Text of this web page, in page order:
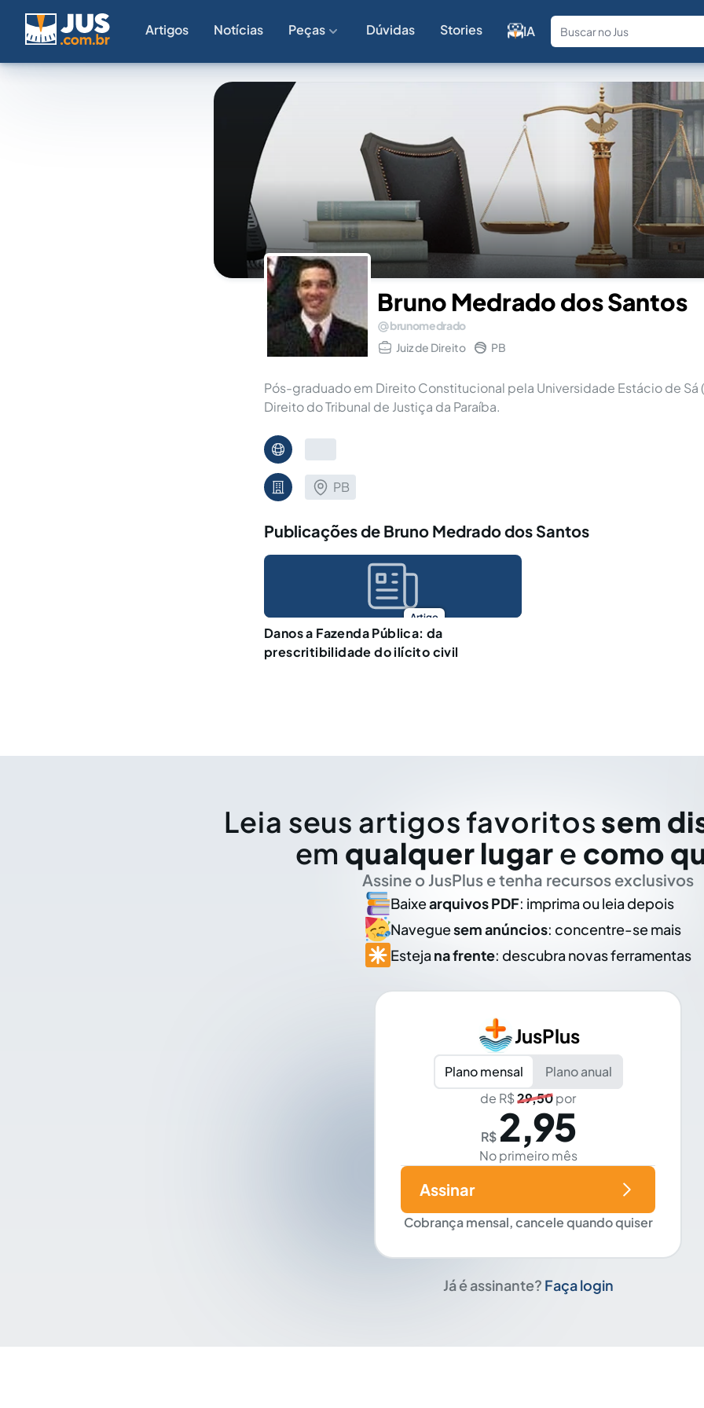
Artigos Notícias Peças Dúvidas Stories IA
Fale com
Bruno Medrado dos Santos
brunomedrado
Juiz de Direito
PB
Pós-graduado em Direito Constitucional pela Universidade Estácio de Sá
Direito do Tribunal de Justiça da Paraíba.
PB
Publicações de Bruno Medrado dos Santos
Artigo
Danos a Fazenda Pública: da
prescritibilidade do ilícito civil
Leia seus artigos favoritos sem
em qualquer lugar e como
Assine o JusPlus e tenha recursos exclusivos
Baixearquivos PDF: imprima ou leia depois
Naveguesem anúncios: concentre-se mais
Esteja na frente: descubra novas ferramentas
JusPlus
Plano mensal
Plano anual
de R$29,50por
R$ 2,95
No primeiro mês
Cobrança mensal, cancele quando quiser
Assinar
Já é assinante? Faça login